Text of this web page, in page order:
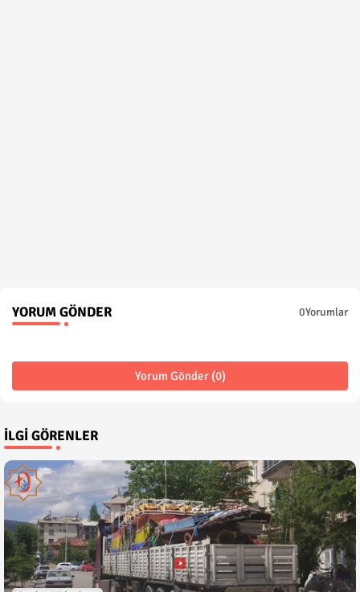
YORUM GÖNDER 0Yorumlar
Yorum Gönder (0)
İLGI GÖRENLER